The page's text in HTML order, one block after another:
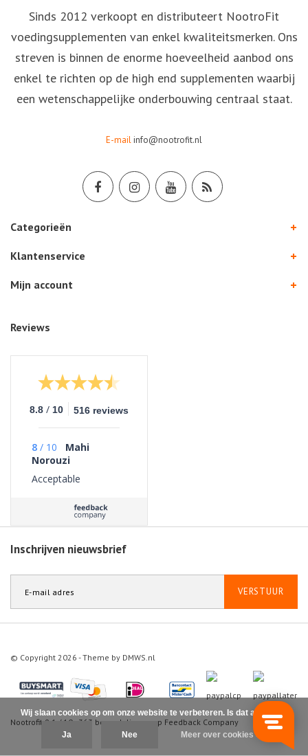
Sinds 2012 verkoopt en distributeert NootroFit
voedingsupplementen van enkel kwaliteitsmerken. Ons
streven is binnen de enorme hoeveelheid aanbod ons
enkel te richten op de high end supplementen waarbij
een wetenschappelijke onderbouwing centraal staat.
E-mailinfo@nootrofit.nl
Categorieën
Klantenservice
Mijn account
Reviews
8.8 / 10 516 reviews
8 / 10
Mahi
Norouzi
Acceptable
Inschrijven nieuwsbrief
VERSTUUR
© Copyright 2026 - Theme by DMWS.nl
Nootrofit 9.1 / 10 363 beoordelingen op Feedback Company
Wij slaan cookies op om onze website te verbeteren. Is dat akkoord?
Ja Nee Meer over cookies »